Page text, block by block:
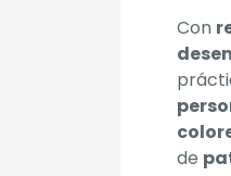
Con
de